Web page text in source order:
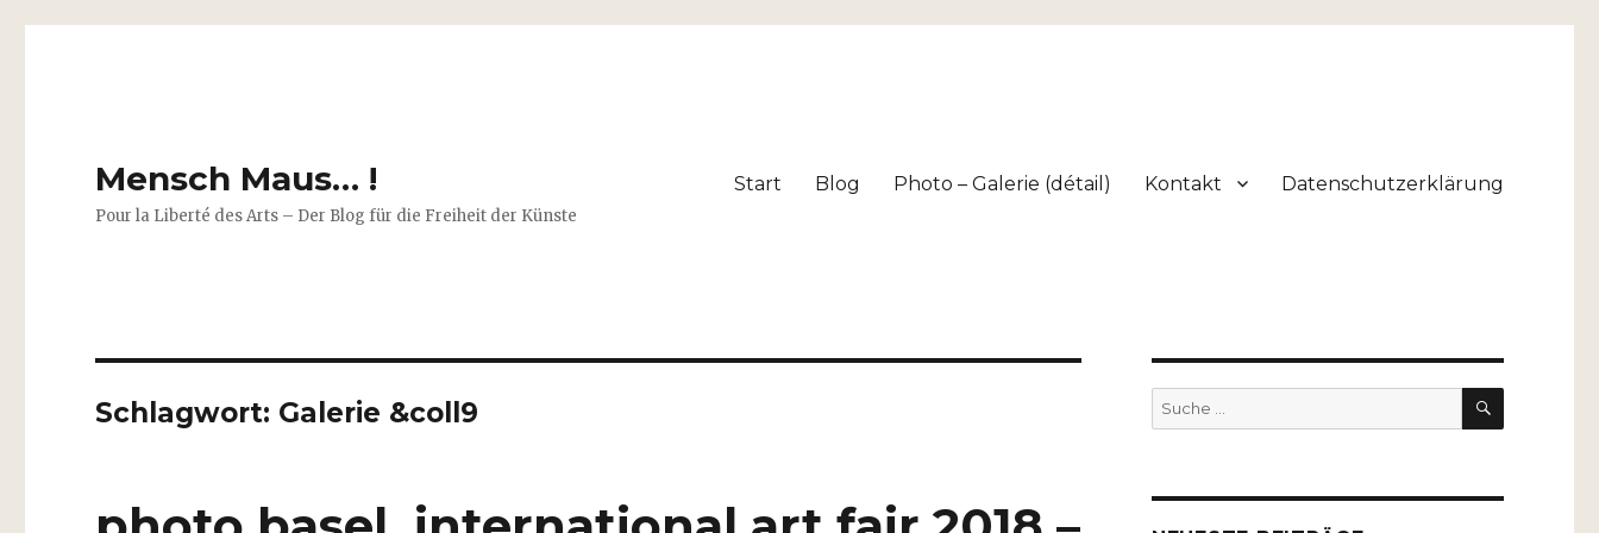
Mensch Maus… !
Pour la Liberté des Arts – Der Blog für die Freiheit der Künste
Start Blog Photo – Galerie (détail) Kontakt Datenschutzerklärung
Schlagwort: Galerie &coll9
Suche
nach:
SUCHEN